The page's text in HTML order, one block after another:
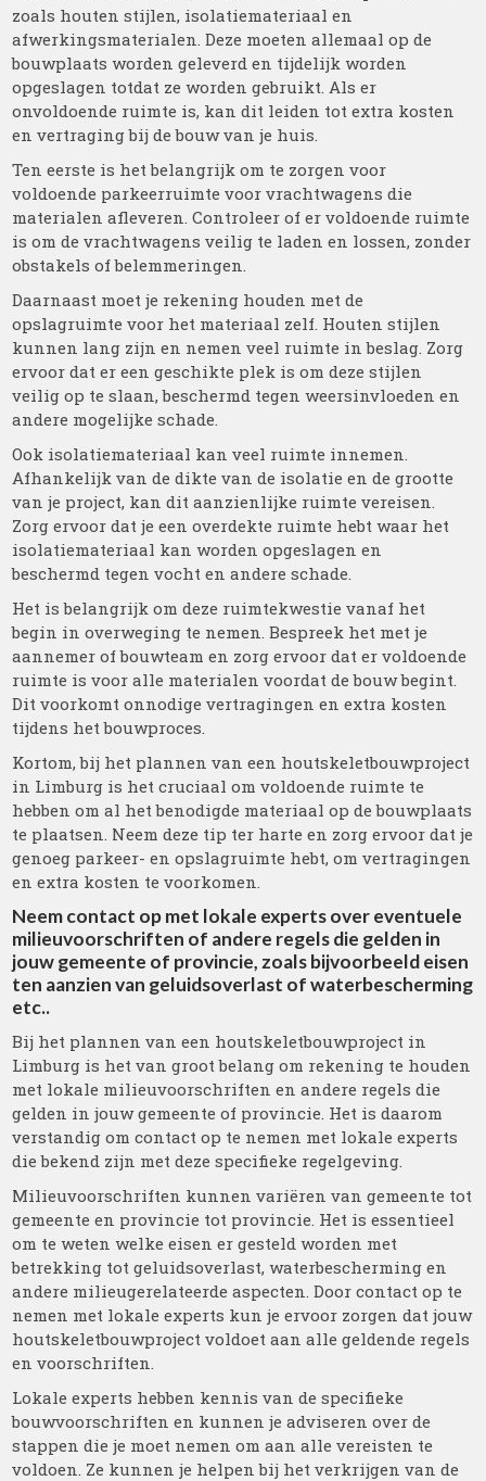
zoals houten stijlen, isolatiemateriaal en
afwerkingsmaterialen. Deze moeten allemaal op de
bouwplaats worden geleverd en tijdelijk worden
opgeslagen totdat ze worden gebruikt. Als er
onvoldoende ruimte is, kan dit leiden tot extra kosten
en vertraging bij de bouw van je huis.
Ten eerste is het belangrijk om te zorgen voor
voldoende parkeerruimte voor vrachtwagens die
materialen afleveren. Controleer of er voldoende ruimte
is om de vrachtwagens veilig te laden en lossen, zonder
obstakels of belemmeringen.
Daarnaast moet je rekening houden met de
opslagruimte voor het materiaal zelf. Houten stijlen
kunnen lang zijn en nemen veel ruimte in beslag. Zorg
ervoor dat er een geschikte plek is om deze stijlen
veilig op te slaan, beschermd tegen weersinvloeden en
andere mogelijke schade.
Ook isolatiemateriaal kan veel ruimte innemen.
Afhankelijk van de dikte van de isolatie en de grootte
van je project, kan dit aanzienlijke ruimte vereisen.
Zorg ervoor dat je een overdekte ruimte hebt waar het
isolatiemateriaal kan worden opgeslagen en
beschermd tegen vocht en andere schade.
Het is belangrijk om deze ruimtekwestie vanaf het
begin in overweging te nemen. Bespreek het met je
aannemer of bouwteam en zorg ervoor dat er voldoende
ruimte is voor alle materialen voordat de bouw begint.
Dit voorkomt onnodige vertragingen en extra kosten
tijdens het bouwproces.
Kortom, bij het plannen van een houtskeletbouwproject
in Limburg is het cruciaal om voldoende ruimte te
hebben om al het benodigde materiaal op de bouwplaats
te plaatsen. Neem deze tip ter harte en zorg ervoor dat je
genoeg parkeer- en opslagruimte hebt, om vertragingen
en extra kosten te voorkomen.
Neem contact op met lokale experts over eventuele
milieuvoorschriften of andere regels die gelden in
jouw gemeente of provincie, zoals bijvoorbeeld eisen
ten aanzien van geluidsoverlast of waterbescherming
etc..
Bij het plannen van een houtskeletbouwproject in
Limburg is het van groot belang om rekening te houden
met lokale milieuvoorschriften en andere regels die
gelden in jouw gemeente of provincie. Het is daarom
verstandig om contact op te nemen met lokale experts
die bekend zijn met deze specifieke regelgeving.
Milieuvoorschriften kunnen variëren van gemeente tot
gemeente en provincie tot provincie. Het is essentieel
om te weten welke eisen er gesteld worden met
betrekking tot geluidsoverlast, waterbescherming en
andere milieugerelateerde aspecten. Door contact op te
nemen met lokale experts kun je ervoor zorgen dat jouw
houtskeletbouwproject voldoet aan alle geldende regels
en voorschriften.
Lokale experts hebben kennis van de specifieke
bouwvoorschriften en kunnen je adviseren over de
stappen die je moet nemen om aan alle vereisten te
voldoen. Ze kunnen je helpen bij het verkrijgen van de